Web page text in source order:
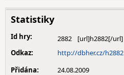
Statistiky
Id hry:
2882
Odkaz:
http://dbher.cz/h2882
Přidána:
24.08.2009